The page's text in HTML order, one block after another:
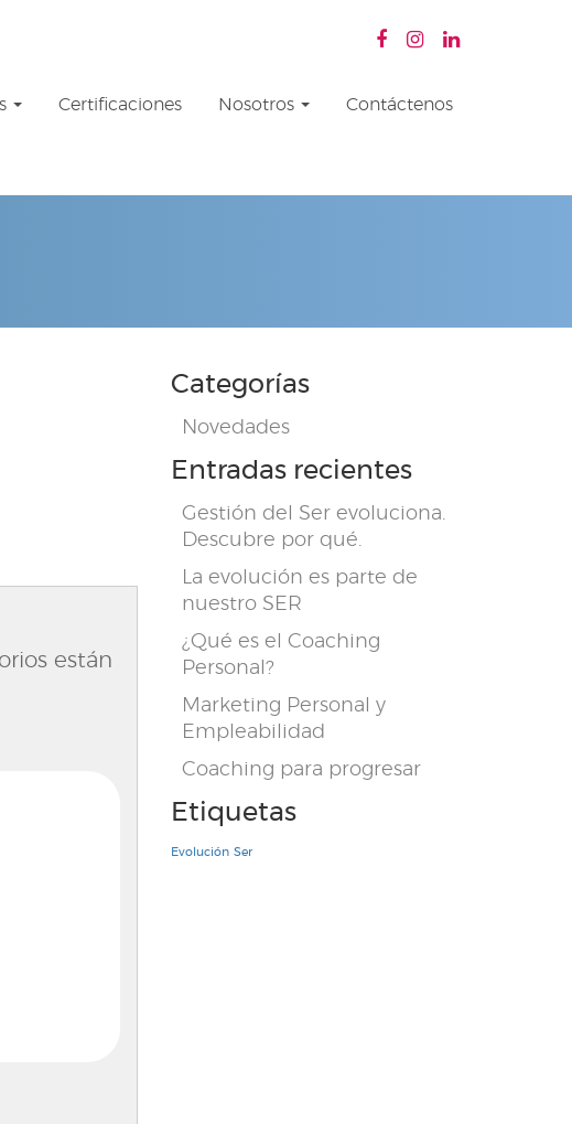
Certificaciones Nosotros Contáctenos
están
Categorías
Novedades
Entradas recientes
Gestión del Ser evoluciona.
Descubre por qué.
La evolución es parte de
nuestro SER
¿Qué es el Coaching
Personal?
Marketing Personal y
Empleabilidad
Coaching para progresar
Etiquetas
Evolución Ser